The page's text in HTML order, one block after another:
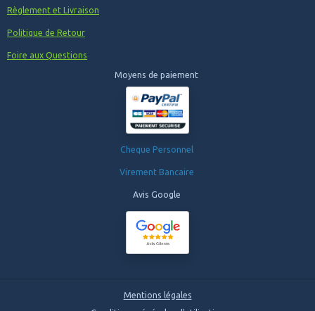
Règlement et Livraison
Politique de Retour
Foire aux Questions
Moyens de paiement
Cheque Personnel
Virement Bancaire
Avis Google
Mentions légales